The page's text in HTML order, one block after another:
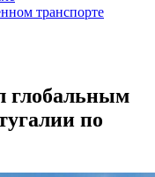
транспорте
глобальным
по